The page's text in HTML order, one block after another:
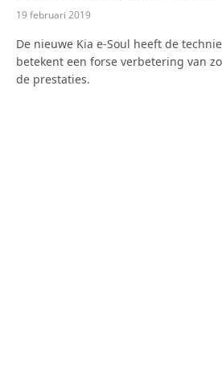
19 februari 2019
De nieuwe Kia e-Soul heeft de
betekent een forse verbetering van
de prestaties.